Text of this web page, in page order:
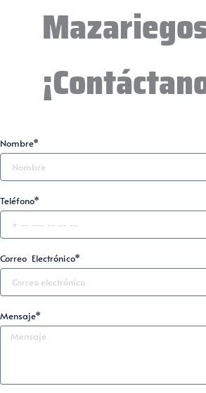
Nombre*
Teléfono*
Correo Electrónico*
Mensaje*